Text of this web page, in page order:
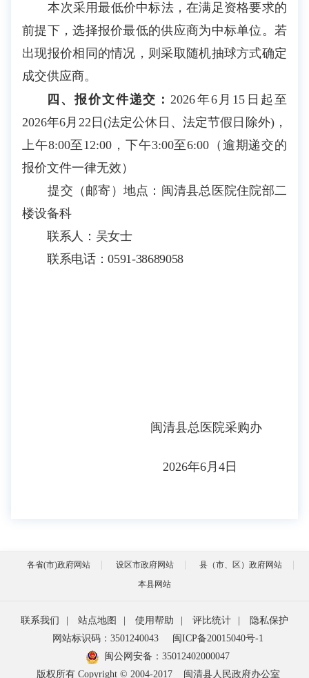
本次采用最低价中标法，在满足资格要求的
前提下，选择报价最低的供应商为中标单位。若
出现报价相同的情况，则采取随机抽球方式确定
成交供应商。
四、报价文件递交 ：2026年6月15日起至
2026年6月22日(法定公休日、法定节假日除外)，
上午8:00至12:00，下午3:00至6:00 （逾期递交的
报价文件一律无效）
提交（邮寄）地点：闽清县总医院住院部二
楼设备科
联系人： 吴女士
联系电话：0591-38689058
闽清县总医院采购办
2026年6月4日
各省(市)政府网站 设区市政府网站
县（市、区）政府网站
本县网站
联系我们 站点地图 使用帮助 评比统计
隐私保护
网站标识码：3501240043
闽ICP备20015040号-1
闽公网安备： 35012402000047
版权所有 Copyright © 2004-2017
闽清县人民政府办公室